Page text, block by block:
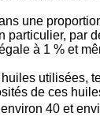
une
particulier, par
à 1 % et
utilisées,
de ces
40 et